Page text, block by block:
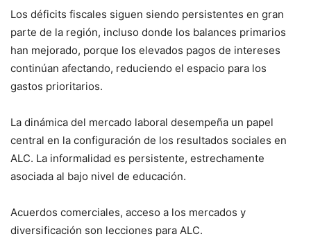
Los déficits fiscales siguen siendo persistentes en gran
parte de la región, incluso donde los balances primarios
han mejorado, porque los elevados pagos de intereses
continúan afectando, reduciendo el espacio para los
gastos prioritarios.
La dinámica del mercado laboral desempeña un papel
central en la configuración de los resultados sociales en
ALC. La informalidad es persistente, estrechamente
asociada al bajo nivel de educación.
Acuerdos comerciales, acceso a los mercados y
diversificación son lecciones para ALC.